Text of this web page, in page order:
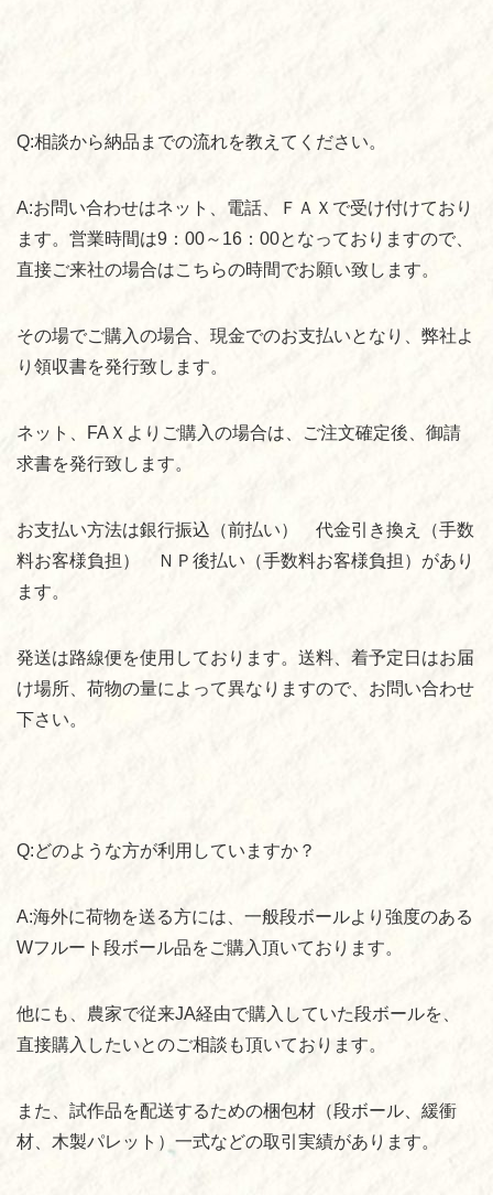
Q:相談から納品までの流れを教えてください。
A:お問い合わせはネット、電話、ＦＡＸで受け付けており
ます。営業時間は9 ： 00～ 16 ： 00となっておりますので、
直接ご来社の場合はこちらの時間でお願い致します。
その場でご購入の場合、現金でのお支払いとなり、弊社よ
り領収書を発行致します。
ネット、 FA Ｘよりご購入の場合は、ご注文確定後、御請
求書を発行致します。
お支払い方法は銀行振込（前払い） 代金引き換え（手数
料お客様負担） ＮＰ後払い（手数料お客様負担）があり
ます。
発送は路線便を使用しております。送料、着予定日はお届
け場所、荷物の量によって異なりますので、お問い合わせ
下さい。
Q:どのような方が利用していますか？
A:海外に荷物を送る方には、一般段ボールより強度のある
Wフルート段ボール品をご購入頂いております。
他にも、農家で従来JA経由で購入していた段ボールを、
直接購入したいとのご相談も頂いております。
また、試作品を配送するための梱包材（段ボール、緩衝
材、木製パレット）一式などの取引実績があります。